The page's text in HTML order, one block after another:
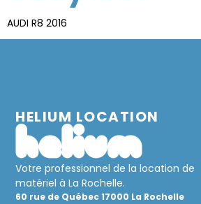
AUDI R8 2016
HELIUM LOCATION
Votre professionnel de la location de
matériel à La Rochelle.
60 rue de Québec 17000 La Rochelle